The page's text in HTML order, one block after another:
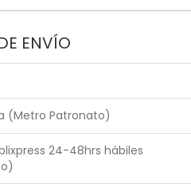
ENVÍO
(Metro Patronato)
24-48hrs hábiles